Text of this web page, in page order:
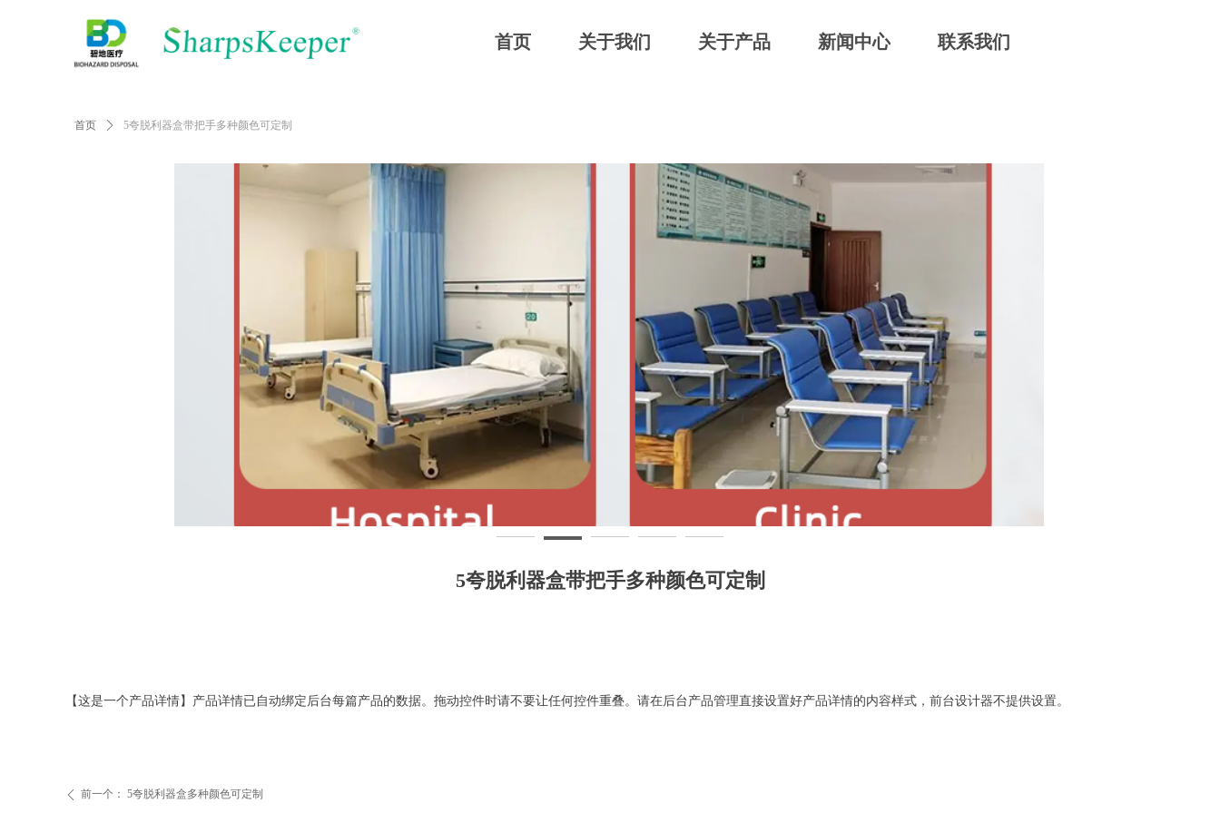
首页 关于我们 关于产品 新闻中心 联系我们
首页 ꄲ 5夸脱利器盒带把手多种颜色可定制
5夸脱利器盒带把手多种颜色可定制
ꄴ 前一个： 5夸脱利器盒多种颜色可定制
【这是一个产品详情】产品详情已自动绑定后台每篇产品的数据。拖动控件时请不要让任何控件重叠。请在后台产品管理直接设置好产品详情的内容样式，前台设计器不提供设置。